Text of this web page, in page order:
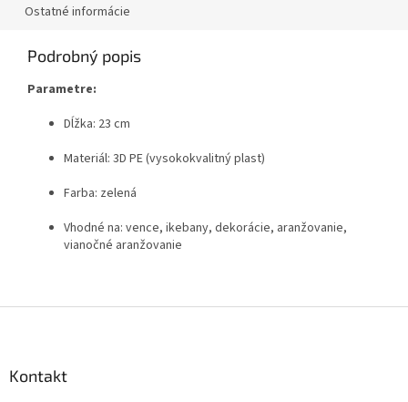
Ostatné informácie
Podrobný popis
Parametre:
Dĺžka: 23 cm
Materiál: 3D PE (vysokokvalitný plast)
Farba: zelená
Vhodné na: vence, ikebany, dekorácie, aranžovanie,
vianočné aranžovanie
Kontakt